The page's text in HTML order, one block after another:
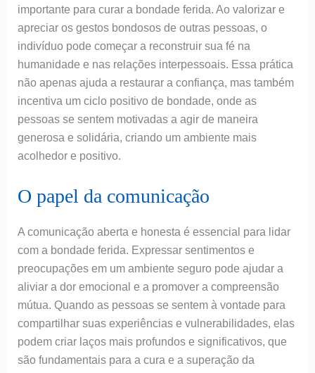
importante para curar a bondade ferida. Ao valorizar e
apreciar os gestos bondosos de outras pessoas, o
indivíduo pode começar a reconstruir sua fé na
humanidade e nas relações interpessoais. Essa prática
não apenas ajuda a restaurar a confiança, mas também
incentiva um ciclo positivo de bondade, onde as
pessoas se sentem motivadas a agir de maneira
generosa e solidária, criando um ambiente mais
acolhedor e positivo.
O papel da comunicação
A comunicação aberta e honesta é essencial para lidar
com a bondade ferida. Expressar sentimentos e
preocupações em um ambiente seguro pode ajudar a
aliviar a dor emocional e a promover a compreensão
mútua. Quando as pessoas se sentem à vontade para
compartilhar suas experiências e vulnerabilidades, elas
podem criar laços mais profundos e significativos, que
são fundamentais para a cura e a superação da